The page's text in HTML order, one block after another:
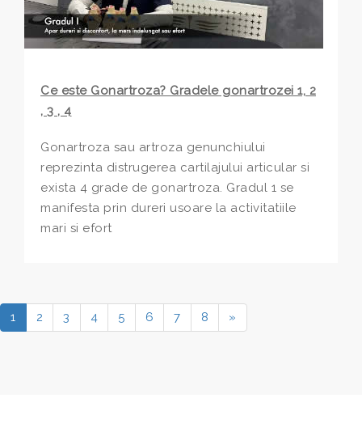
Ce este Gonartroza? Gradele gonartrozei 1, 2
, 3 , 4
Gonartroza sau artroza genunchiului
reprezinta distrugerea cartilajului articular si
exista 4 grade de gonartroza. Gradul 1 se
manifesta prin dureri usoare la activitatiile
mari si efort
1 2 3 4 5 6 7 8 »